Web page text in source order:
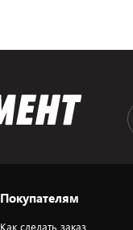
Покупателям
Как сделать заказ